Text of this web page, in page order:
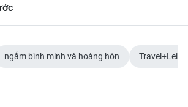
ngắm bình minh và hoàng hôn